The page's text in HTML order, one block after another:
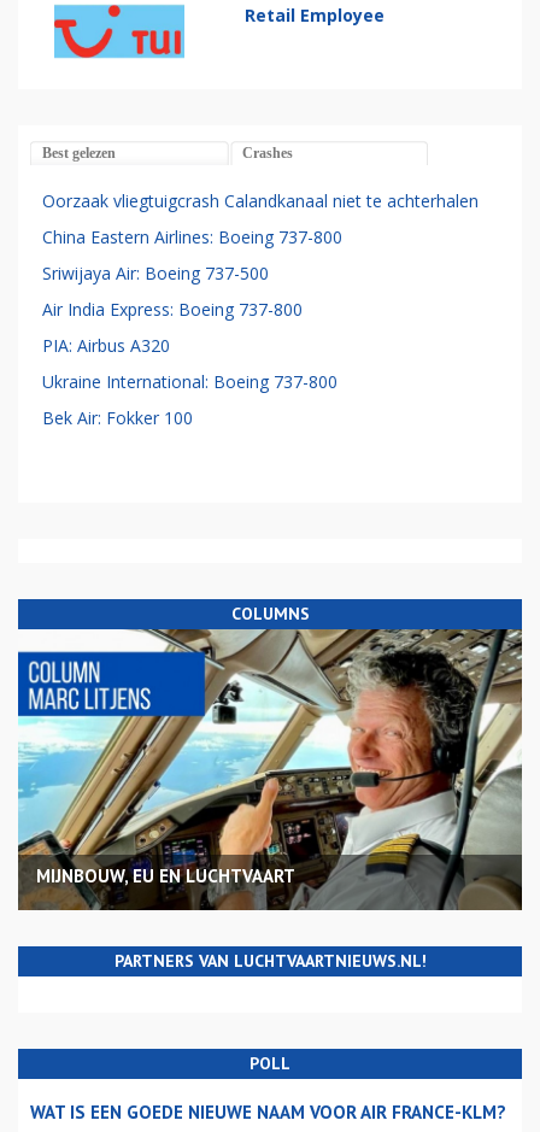
Retail Employee
Best gelezen Crashes
Oorzaak vliegtuigcrash Calandkanaal niet te achterhalen
China Eastern Airlines: Boeing 737-800
Sriwijaya Air: Boeing 737-500
Air India Express: Boeing 737-800
PIA: Airbus A320
Ukraine International: Boeing 737-800
Bek Air: Fokker 100
COLUMNS
MIJNBOUW, EU EN LUCHTVAART
PARTNERS VAN LUCHTVAARTNIEUWS.NL!
POLL
WAT IS EEN GOEDE NIEUWE NAAM VOOR AIR FRANCE-KLM?